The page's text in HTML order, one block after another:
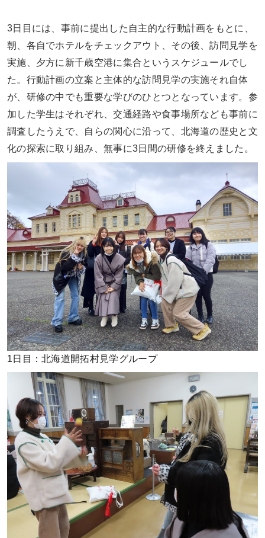
3日目には、事前に提出した自主的な行動計画をもとに、
朝、各自でホテルをチェックアウト、その後、訪問見学を
実施、夕方に新千歳空港に集合というスケジュールでし
た。行動計画の立案と主体的な訪問見学の実施それ自体
が、研修の中でも重要な学びのひとつとなっています。参
加した学生はそれぞれ、交通経路や食事場所なども事前に
調査したうえで、自らの関心に沿って、北海道の歴史と文
化の探索に取り組み、無事に3日間の研修を終えました。
1日目：北海道開拓村見学グループ